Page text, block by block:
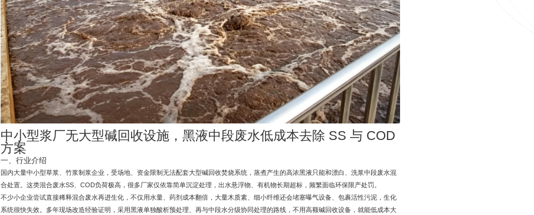
中小型浆厂无大型碱回收设施，黑液中段废水低成本去除 SS 与 COD
方案
一、行业介绍
国内大量中小型草浆、竹浆制浆企业，受场地、资金限制无法配套大型碱回收焚烧系统，蒸煮产生的高浓黑液只能和漂白、洗浆中段废水混
合处置。这类混合废水SS、COD负荷极高，很多厂家仅依靠简单沉淀处理，出水悬浮物、有机物长期超标，频繁面临环保限产处罚。
不少小企业尝试直接稀释混合废水再进生化，不仅用水量、药剂成本翻倍，大量木质素、细小纤维还会堵塞曝气设备、包裹活性污泥，生化
系统很快失效。多年现场改造经验证明，采用黑液单独酸析预处理、再与中段水分级协同处理的路线，不用高额碱回收设备，就能低成本大